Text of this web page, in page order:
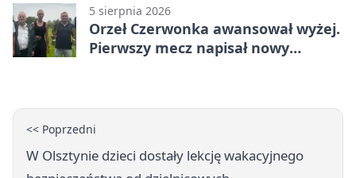
5 sierpnia 2026
Orzeł Czerwonka awansował wyżej.
Pierwszy mecz napisał nowy
<< Poprzedni
W Olsztynie dzieci dostały lekcję wakacyjnego